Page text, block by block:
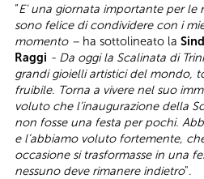
“E' una giornata importante per le
sono felice di condividere con i
momento – ha sottolineato la
Raggi - Da oggi la Scalinata di
grandi gioielli artistici del mondo,
fruibile. Torna a vivere nel suo
voluto che l’inaugurazione della
non fosse una festa per pochi.
e l’abbiamo voluto fortemente,
occasione si trasformasse in una
nessuno deve rimanere indietro".